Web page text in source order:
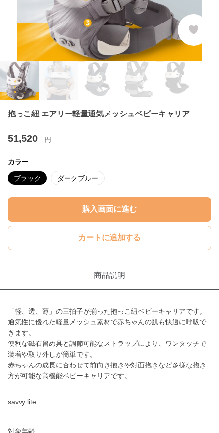
抱っこ紐 エアリー軽量通気メッシュベビーキャリア
51,520 円
カラー
ブラック ダークブルー
購入画面に進む
カートに追加する
商品説明
「軽、透、薄」の三拍子が揃った抱っこ紐ベビーキャリアです。
通気性に優れた軽量メッシュ素材で赤ちゃんの肌も快適に呼吸で
きます。
便利な磁石留め具と調節可能なストラップにより、ワンタッチで
装着や取り外しが簡単です。
赤ちゃんの成長に合わせて前向き抱きや対面抱きなど多様な抱き
方が可能な高機能ベビーキャリアです。
savvy lite
対象年齢